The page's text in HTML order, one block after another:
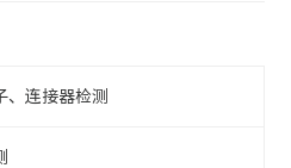
、连接器检测